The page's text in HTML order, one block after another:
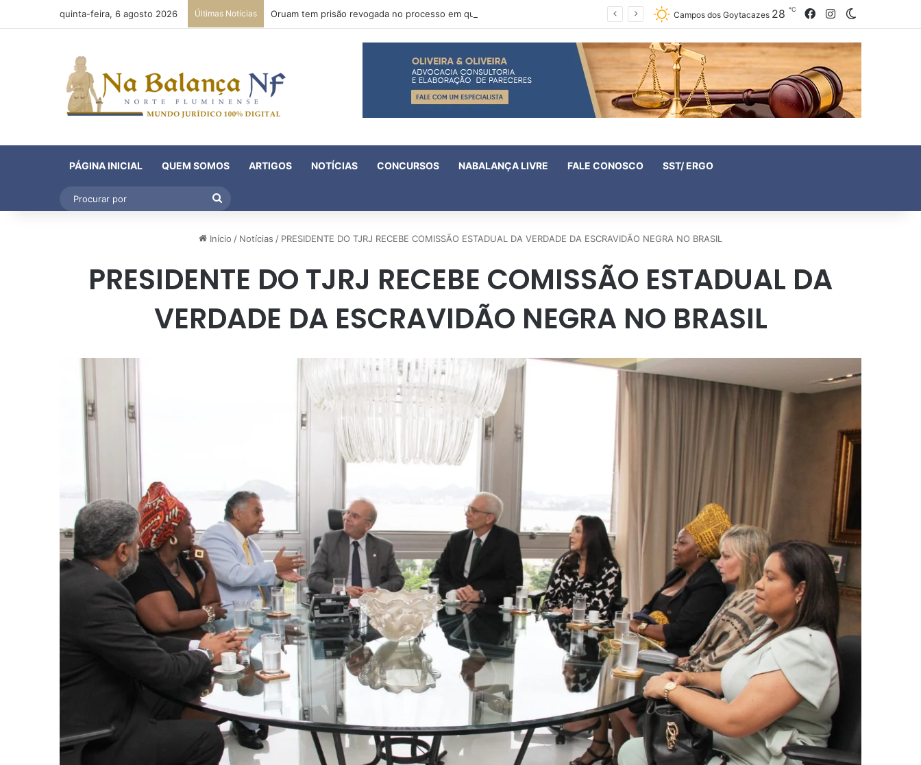
quinta-feira, 6 agosto 2026 Últimas Notícias Campos dos Goytacazes 28 ℃ FacebookInstagram
PÁGINA INICIAL QUEM SOMOS ARTIGOS NOTÍCIAS CONCURSOS NABALANÇA LIVRE FALE CONOSCO SST/ ERGO
Início / Notícias / PRESIDENTE DO TJRJ RECEBE COMISSÃO ESTADUAL DA VERDADE DA ESCRAVIDÃO NEGRA NO BRASIL
PRESIDENTE DO TJRJ RECEBE COMISSÃO ESTADUAL DA
VERDADE DA ESCRAVIDÃO NEGRA NO BRASIL